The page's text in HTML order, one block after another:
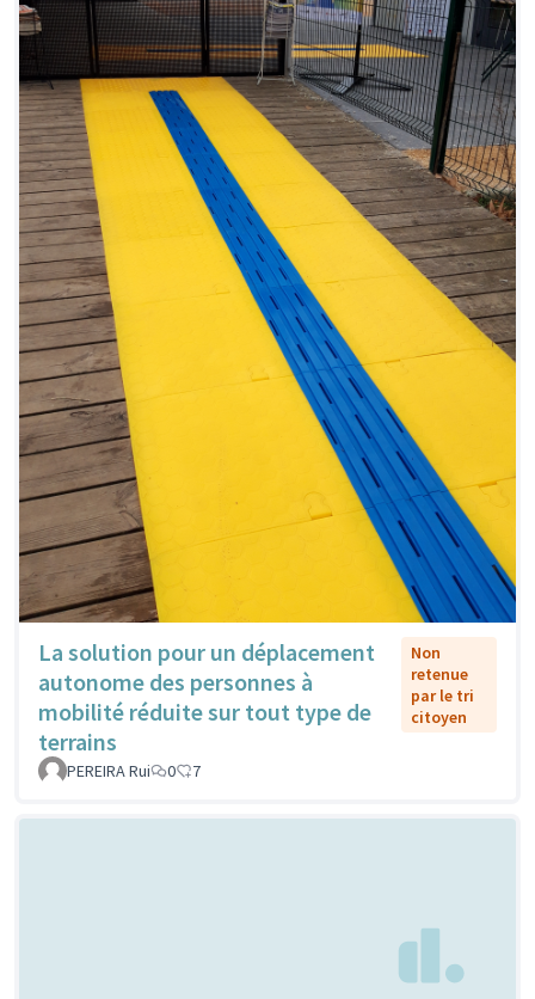
La solution pour un déplacement
autonome des personnes à
mobilité réduite sur tout type de
terrains
Non
retenue
par le tri
citoyen
PEREIRA Rui 0 7